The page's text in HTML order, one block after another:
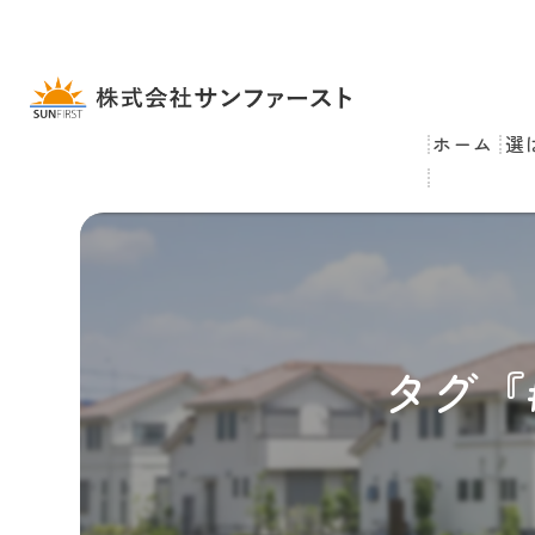
ホーム 選
タグ